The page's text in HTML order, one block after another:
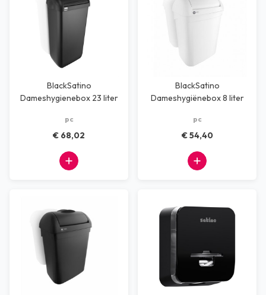
BlackSatino
Dameshygienebox 23 liter
pc
€ 68,02
BlackSatino
Dameshygiënebox 8 liter
pc
€ 54,40